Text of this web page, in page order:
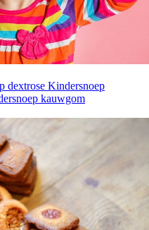
dextrose Kindersnoep
kauwgom